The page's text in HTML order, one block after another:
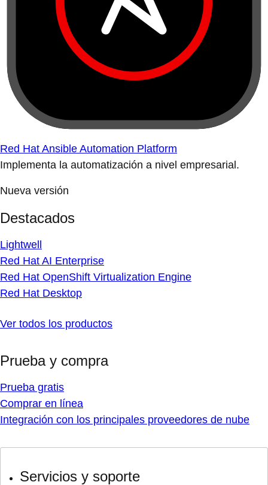
Red Hat Ansible Automation Platform
Implementa la automatización a nivel empresarial.
Nueva versión
Destacados
Lightwell
Red Hat AI Enterprise
Red Hat OpenShift Virtualization Engine
Red Hat Desktop
Ver todos los productos
Prueba y compra
Prueba gratis
Comprar en línea
Integración con los principales proveedores de nube
Servicios y soporte